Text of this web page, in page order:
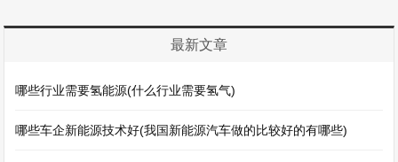
最新文章
哪些行业需要氢能源(什么行业需要氢气)
哪些车企新能源技术好(我国新能源汽车做的比较好的有哪些)